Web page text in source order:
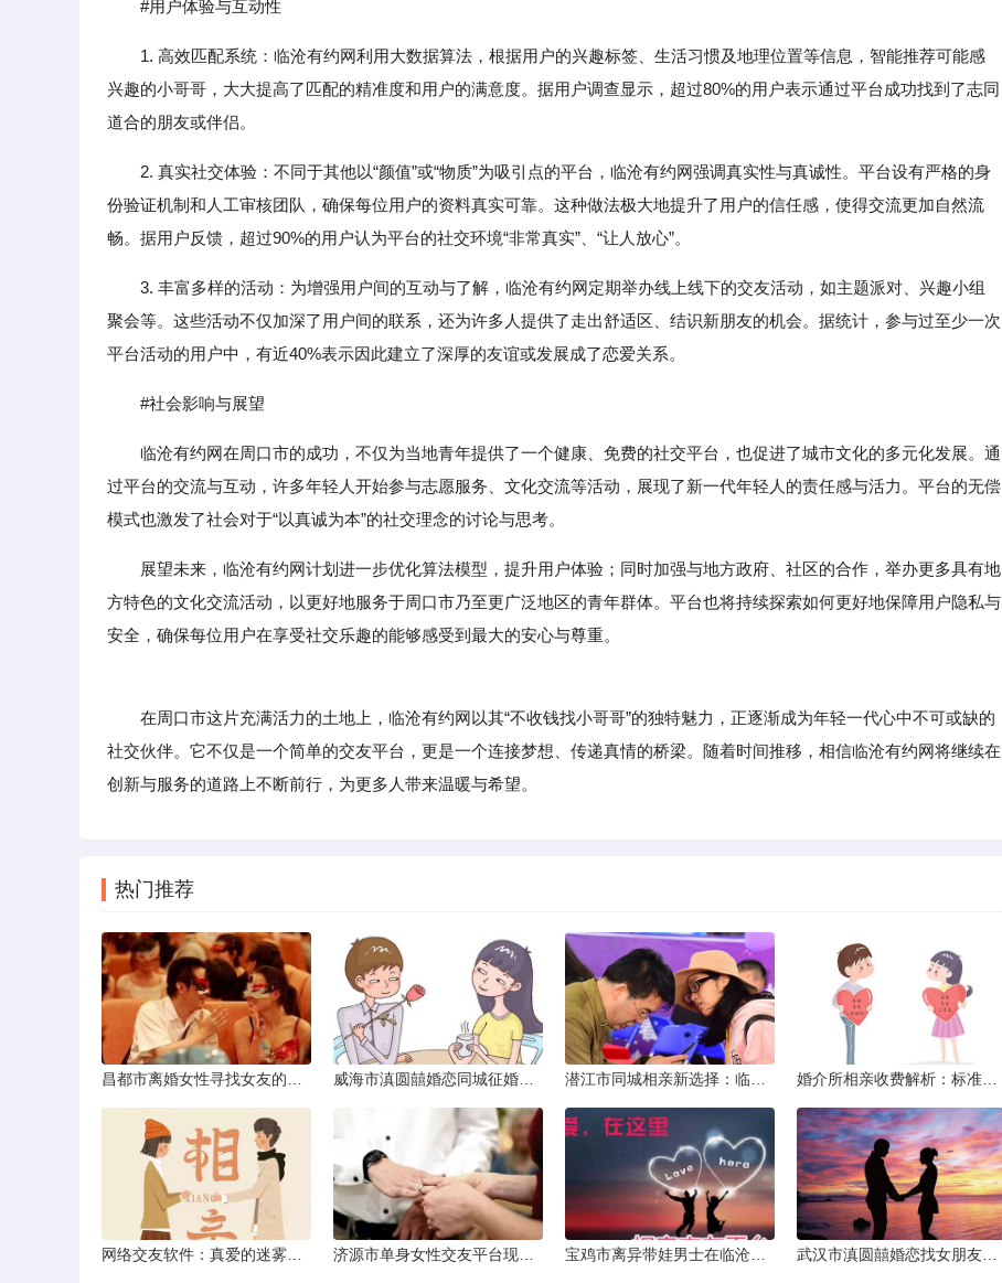
#用户体验与互动性
1. 高效匹配系统：临沧有约网利用大数据算法，根据用户的兴趣标签、生活习惯及地理位置等信息，智能推荐可能感
兴趣的小哥哥，大大提高了匹配的精准度和用户的满意度。据用户调查显示，超过80%的用户表示通过平台成功找到了志同
道合的朋友或伴侣。
2. 真实社交体验：不同于其他以“颜值”或“物质”为吸引点的平台，临沧有约网强调真实性与真诚性。平台设有严格的身
份验证机制和人工审核团队，确保每位用户的资料真实可靠。这种做法极大地提升了用户的信任感，使得交流更加自然流
畅。据用户反馈，超过90%的用户认为平台的社交环境“非常真实”、“让人放心”。
3. 丰富多样的活动：为增强用户间的互动与了解，临沧有约网定期举办线上线下的交友活动，如主题派对、兴趣小组
聚会等。这些活动不仅加深了用户间的联系，还为许多人提供了走出舒适区、结识新朋友的机会。据统计，参与过至少一次
平台活动的用户中，有近40%表示因此建立了深厚的友谊或发展成了恋爱关系。
#社会影响与展望
临沧有约网在周口市的成功，不仅为当地青年提供了一个健康、免费的社交平台，也促进了城市文化的多元化发展。通
过平台的交流与互动，许多年轻人开始参与志愿服务、文化交流等活动，展现了新一代年轻人的责任感与活力。平台的无偿
模式也激发了社会对于“以真诚为本”的社交理念的讨论与思考。
展望未来，临沧有约网计划进一步优化算法模型，提升用户体验；同时加强与地方政府、社区的合作，举办更多具有地
方特色的文化交流活动，以更好地服务于周口市乃至更广泛地区的青年群体。平台也将持续探索如何更好地保障用户隐私与
安全，确保每位用户在享受社交乐趣的能够感受到最大的安心与尊重。
在周口市这片充满活力的土地上，临沧有约网以其“不收钱找小哥哥”的独特魅力，正逐渐成为年轻一代心中不可或缺的
社交伙伴。它不仅是一个简单的交友平台，更是一个连接梦想、传递真情的桥梁。随着时间推移，相信临沧有约网将继续在
创新与服务的道路上不断前行，为更多人带来温暖与希望。
热门推荐